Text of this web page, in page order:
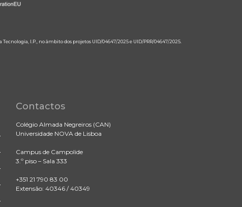
I.P., no âmbito dos projetos UID/04647/2025 e UID/PRR/04647/2025.
Contactos
Colégio Almada Negreiros (CAN)
Universidade NOVA de Lisboa
Campus de Campolide
3.º piso – Sala 333
+351 21 790 83 00
Extensão: 40346 / 40349